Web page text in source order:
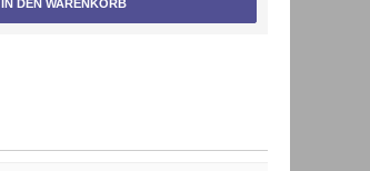
IN DEN WARENKORB